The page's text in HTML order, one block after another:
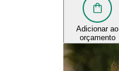
Adicionar ao
orçamento